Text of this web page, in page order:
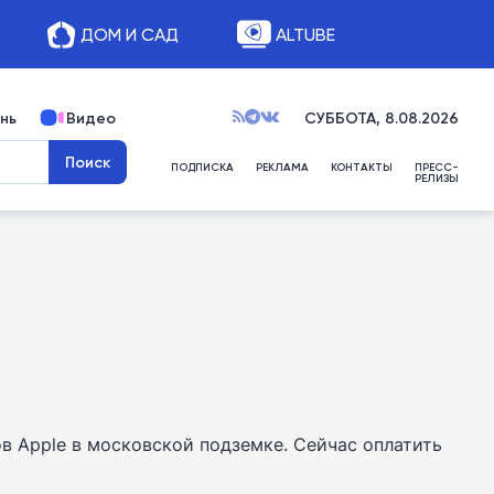
ДОМ И САД ALTUBE
Видео СУББОТА, 8.08.2026
ПОДПИСКА РЕКЛАМА КОНТАКТЫ ПРЕСС-
РЕЛИЗЫ
в московской подземке. Сейчас оплатить